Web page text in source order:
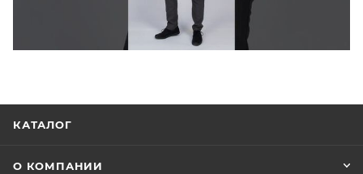
КАТАЛОГ
О КОМПАНИИ